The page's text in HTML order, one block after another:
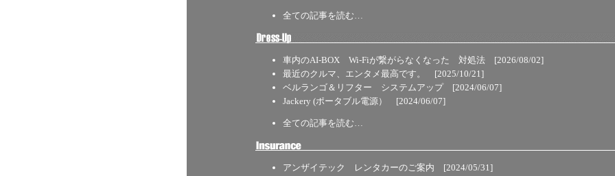
全ての記事を読む…
車内のAI-BOX Wi-Fiが繋がらなくなった 対処法
[2026/08/02]
最近のクルマ、エンタメ最高です。
[2025/10/21]
ベルランゴ＆リフター システムアップ
[2024/06/07]
Jackery (ポータブル電源）
[2024/06/07]
全ての記事を読む…
アンザイテック レンタカーのご案内 [2024/05/31]